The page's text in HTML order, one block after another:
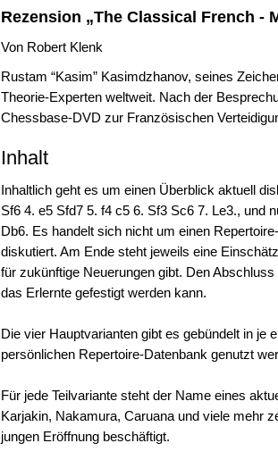
Rezension „The Classical French -
Von Robert Klenk
Rustam “Kasim” Kasimdzhanov, seines
Theorie-Experten weltweit. Nach der
Chessbase-DVD zur Französischen
Inhalt
Inhaltlich geht es um einen Überblick aktuell
Sf6 4. e5 Sfd7 5. f4 c5 6. Sf3 Sc6 7. Le3., und
Db6. Es handelt sich nicht um einen
diskutiert. Am Ende steht jeweils eine
für zukünftige Neuerungen gibt. Den
das Erlernte gefestigt werden kann.
Die vier Hauptvarianten gibt es gebündelt in je
persönlichen Repertoire-Datenbank genutzt
Für jede Teilvariante steht der Name eines
Karjakin, Nakamura, Caruana und viele mehr
jungen Eröffnung beschäftigt.